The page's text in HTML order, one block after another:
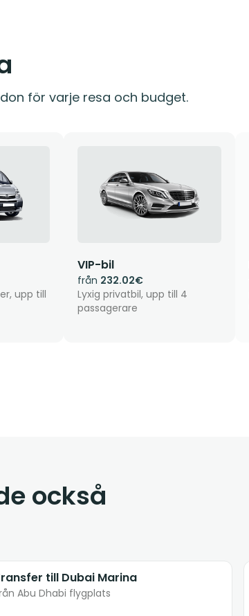
för varje resa och budget.
upp till
VIP-bil
från 232.02€
Lyxig privatbil, upp till 4
passagerare
också
till Dubai Marina
Abu Dhabi flygplats